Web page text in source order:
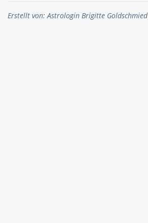
Erstellt von: Astrologin Brigitte Goldschmied